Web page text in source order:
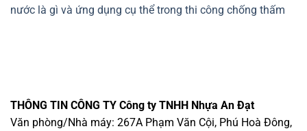
nước là gì và ứng dụng cụ thể trong thi công chống thấm
THÔNG TIN CÔNG TY Công ty TNHH Nhựa An Đạt
Văn phòng/Nhà máy: 267A Phạm Văn Cội, Phú Hoà Đông,